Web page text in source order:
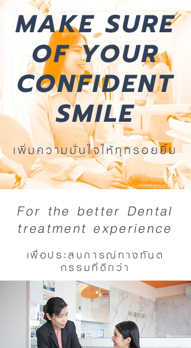
MAKE SURE
OF YOUR
CONFIDENT
SMILE
เพิ่มความมั่นใจให้ทุกรอยยิ้ม
For the better Dental
treatment experience
เพื่อประสบการณ์ทางทันต
กรรมที่ดีกว่า